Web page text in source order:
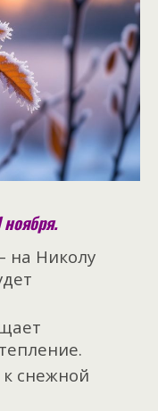
на Николу
снежной